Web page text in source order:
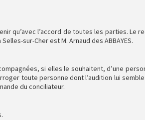
qu’avec l’accord de toutes les parties. Le
sur-Cher est M. Arnaud des ABBAYES.
si elles le souhaitent, d’une
toute personne dont l’audition lui
du conciliateur.